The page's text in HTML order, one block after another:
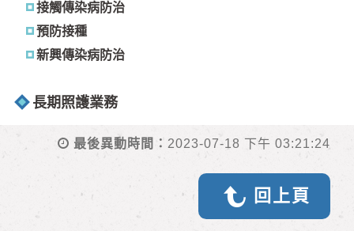
接觸傳染病防治
預防接種
新興傳染病防治
長期照護業務
最後異動時間： 2023-07-18 下午 03:21:24
回上頁